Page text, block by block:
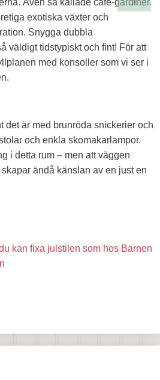
Även så kallade café-gardiner.
exotiska växter och
Snygga dubbla
väldigt tidstypiskt och fint! För att
med konsoller som vi ser i
det är med brunröda snickerier och
och enkla skomakarlampor.
i detta rum – men att väggen
ändå känslan av en just en
kan fixa julstilen som hos Barnen